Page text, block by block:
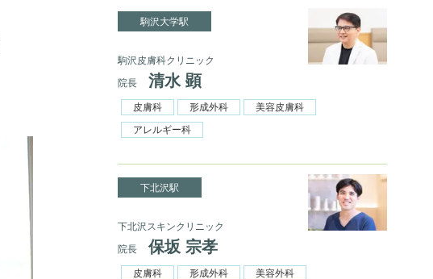
駒沢大学駅
駒沢皮膚科クリニック
院長
清水 顕
皮膚科 形成外科
美容皮膚科
アレルギー科
下北沢駅
下北沢スキンクリニック
院長
保坂 宗孝
皮膚科 形成外科
美容外科